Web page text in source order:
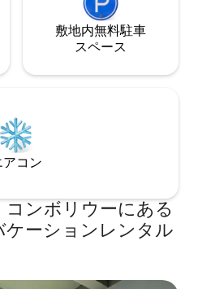
敷地内無料駐⁠車
ス⁠ペ⁠ー⁠ス
アコン
ンボリウーにある
ケーションレンタル